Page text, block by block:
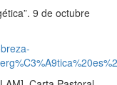
9 de octubre